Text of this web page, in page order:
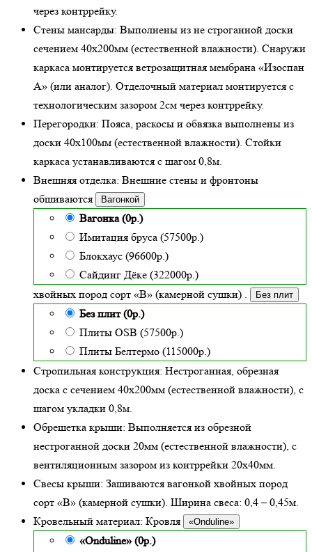
через контррейку.
Стены мансарды: Выполнены из не строганной доски
сечением 40х200мм (естественной влажности). Снаружи
каркаса монтируется ветрозащитная мембрана «Изоспан
А» (или аналог). Отделочный материал монтируется с
технологическим зазором 2см через контррейку.
Перегородки: Пояса, раскосы и обвязка выполнены из
доски 40х100мм (естественной влажности). Стойки
каркаса устанавливаются с шагом 0,8м.
Внешняя отделка: Внешние стены и фронтоны
обшиваются
Вагонкой
Вагонка (0р.)
Имитация бруса (57500р.)
Блокхаус (96600р.)
Сайдинг Дёке (322000р.)
хвойных пород сорт «В» (камерной сушки) . Без плит
Без плит (0р.)
Плиты OSB (57500р.)
Плиты Белтермо (115000р.)
Стропильная конструкция: Нестроганная, обрезная
доска с сечением 40х200мм (естественной влажности), с
шагом укладки 0,8м.
Обрешетка крыши: Выполняется из обрезной
нестроганной доски 20мм (естественной влажности), с
вентиляционным зазором из контррейки 20х40мм.
Свесы крыши: Зашиваются вагонкой хвойных пород
сорт «В» (камерной сушки). Ширина свеса: 0,4 – 0,45м.
Кровельный материал: Кровля «Onduline»
«Onduline» (0р.)